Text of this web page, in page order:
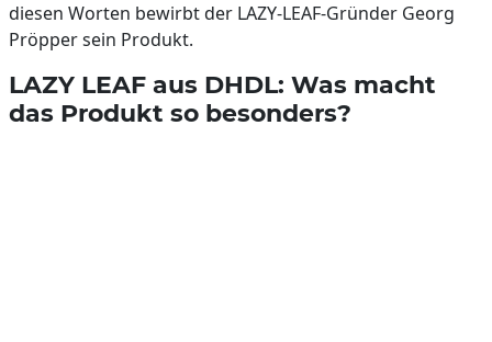
diesen Worten bewirbt der LAZY-LEAF-Gründer Georg
Pröpper sein Produkt.
LAZY LEAF aus DHDL: Was macht
das Produkt so besonders?